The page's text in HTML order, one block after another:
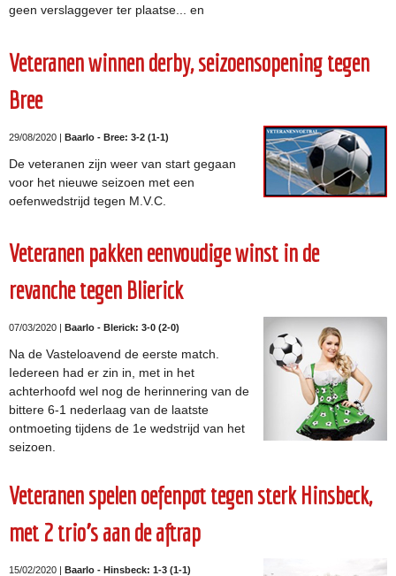
geen verslaggever ter plaatse... en
Veteranen winnen derby, seizoensopening tegen
Bree
29/08/2020 | Baarlo - Bree: 3-2 (1-1)
De veteranen zijn weer van start gegaan
voor het nieuwe seizoen met een
oefenwedstrijd tegen M.V.C.
Veteranen pakken eenvoudige winst in de
revanche tegen Blierick
07/03/2020 | Baarlo - Blerick: 3-0 (2-0)
Na de Vasteloavend de eerste match.
Iedereen had er zin in, met in het
achterhoofd wel nog de herinnering van de
bittere 6-1 nederlaag van de laatste
ontmoeting tijdens de 1e wedstrijd van het
seizoen.
Veteranen spelen oefenpot tegen sterk Hinsbeck,
met 2 trio's aan de aftrap
15/02/2020 | Baarlo - Hinsbeck: 1-3 (1-1)